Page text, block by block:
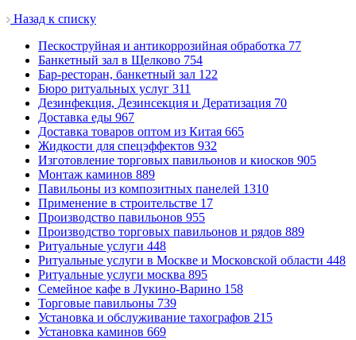
Назад к списку
Пескоструйная и антикоррозийная обработка 77
Банкетный зал в Щелково 754
Бар-ресторан, банкетный зал 122
Бюро ритуальных услуг 311
Дезинфекция, Дезинсекция и Дератизация 70
Доставка еды 967
Доставка товаров оптом из Китая 665
Жидкости для спецэффектов 932
Изготовление торговых павильонов и киосков 905
Монтаж каминов 889
Павильоны из композитных панелей 1310
Применение в строительстве 17
Производство павильонов 955
Производство торговых павильонов и рядов 889
Ритуальные услуги 448
Ритуальные услуги в Москве и Московской области 448
Ритуальные услуги москва 895
Семейное кафе в Лукино-Варино 158
Торговые павильоны 739
Установка и обслуживание тахографов 215
Установка каминов 669